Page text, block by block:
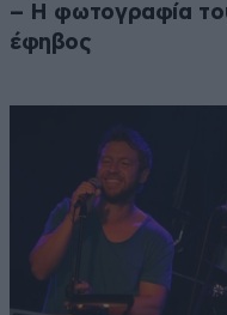
– Η φωτογραφία
έφηβος